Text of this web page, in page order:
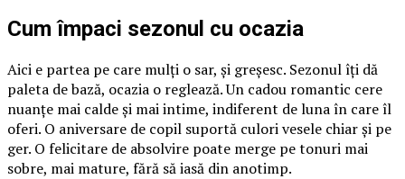
Cum împaci sezonul cu ocazia
Aici e partea pe care mulți o sar, și greșesc. Sezonul îți dă
paleta de bază, ocazia o reglează. Un cadou romantic cere
nuanțe mai calde și mai intime, indiferent de luna în care îl
oferi. O aniversare de copil suportă culori vesele chiar și pe
ger. O felicitare de absolvire poate merge pe tonuri mai
sobre, mai mature, fără să iasă din anotimp.